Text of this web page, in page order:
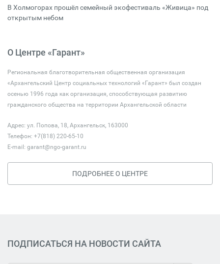
В Холмогорах прошёл семейный экофестиваль «Живица» под
открытым небом
О Центре «Гарант»
Региональная благотворительная общественная организация
«Архангельский Центр социальных технологий «Гарант» был создан
осенью 1996 года как организация, способствующая развитию
гражданского общества на территории Архангельской области
Адрес: ул. Попова, 18, Архангельск, 163000
Телефон: +7(818) 220-65-10
E-mail: garant@ngo-garant.ru
ПОДРОБНЕЕ О ЦЕНТРЕ
ПОДПИСАТЬСЯ НА НОВОСТИ САЙТА